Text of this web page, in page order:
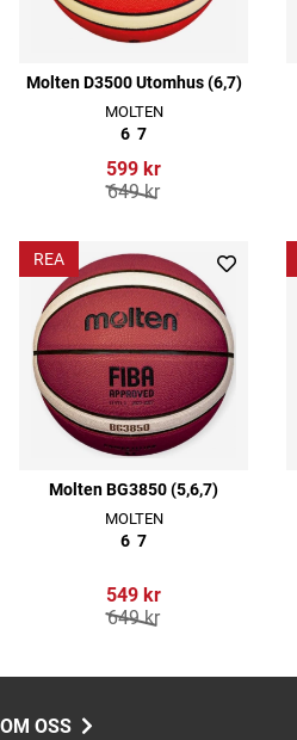
Molten D3500 Utomhus (6,7)
MOLTEN
6 7
599 kr
649 kr
REA
Molten BG3850 (5,6,7)
MOLTEN
6 7
549 kr
649 kr
OM OSS